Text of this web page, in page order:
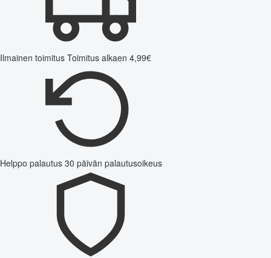
Ilmainen toimitus Toimitus alkaen 4,99€
Helppo palautus 30 päivän palautusoikeus